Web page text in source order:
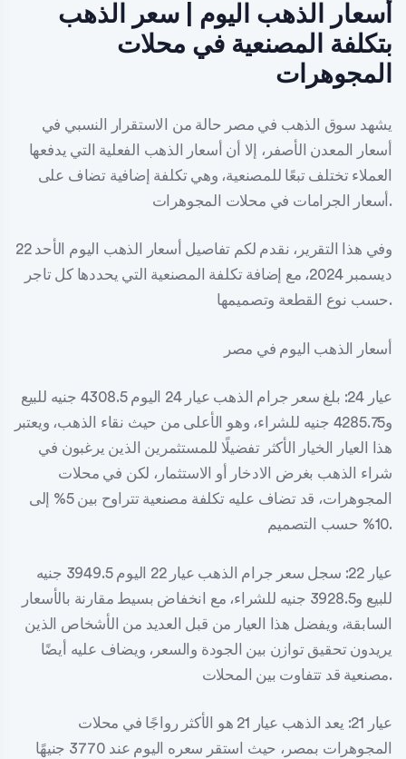
أسعار الذهب اليوم | سعر الذهب
بتكلفة المصنعية في محلات
المجوهرات
يشهد سوق الذهب في مصر حالة من الاستقرار النسبي في
أسعار المعدن الأصفر، إلا أن أسعار الذهب الفعلية التي يدفعها
العملاء تختلف تبعًا للمصنعية، وهي تكلفة إضافية تضاف على
أسعار الجرامات في محلات المجوهرات.
وفي هذا التقرير، نقدم لكم تفاصيل أسعار الذهب اليوم الأحد 22
ديسمبر 2024، مع إضافة تكلفة المصنعية التي يحددها كل تاجر
حسب نوع القطعة وتصميمها.
أسعار الذهب اليوم في مصر
عيار 24: بلغ سعر جرام الذهب عيار 24 اليوم 4308.5 جنيه للبيع
و4285.75 جنيه للشراء، وهو الأعلى من حيث نقاء الذهب، ويعتبر
هذا العيار الخيار الأكثر تفضيلًا للمستثمرين الذين يرغبون في
شراء الذهب بغرض الادخار أو الاستثمار، لكن في محلات
المجوهرات، قد تضاف عليه تكلفة مصنعية تتراوح بين 5% إلى
10% حسب التصميم.
عيار 22: سجل سعر جرام الذهب عيار 22 اليوم 3949.5 جنيه
للبيع و3928.5 جنيه للشراء، مع انخفاض بسيط مقارنة بالأسعار
السابقة، ويفضل هذا العيار من قبل العديد من الأشخاص الذين
يريدون تحقيق توازن بين الجودة والسعر، ويضاف عليه أيضًا
مصنعية قد تتفاوت بين المحلات.
عيار 21: يعد الذهب عيار 21 هو الأكثر رواجًا في محلات
المجوهرات بمصر، حيث استقر سعره اليوم عند 3770 جنيهًا